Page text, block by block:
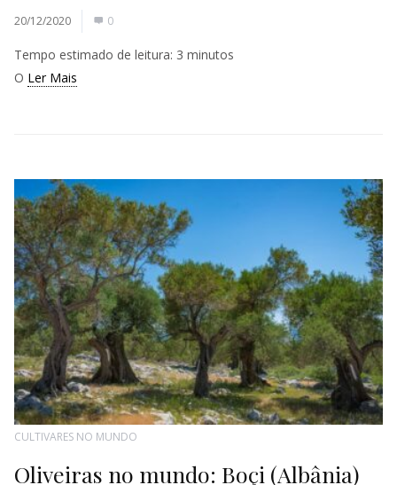
20/12/2020 0
Tempo estimado de leitura: 3 minutos
O Ler Mais
CULTIVARES NO MUNDO
Oliveiras no mundo: Boçi (Albânia)